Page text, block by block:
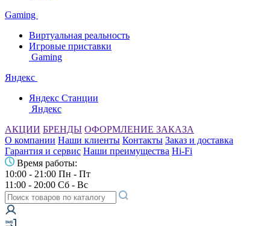
Gaming
Виртуальная реальность
Игровые приставки
Gaming
Яндекс
Яндекс Станции
Яндекс
АКЦИИ БРЕНДЫ ОФОРМЛЕНИЕ ЗАКАЗА
О компании Наши клиенты Контакты Заказ и доставка
Гарантия и сервис Наши преимущества Hi-Fi
Время работы:
10:00 - 21:00 Пн - Пт
11:00 - 20:00 Сб - Вс